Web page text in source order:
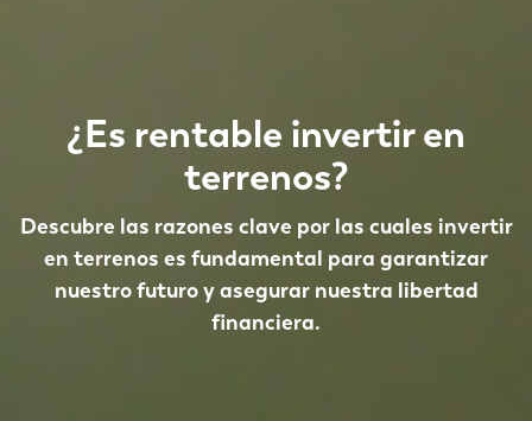
¿Es rentable invertir en
terrenos?
Descubre las razones clave por las cuales invertir
en terrenos es fundamental para garantizar
nuestro futuro y asegurar nuestra libertad
financiera.